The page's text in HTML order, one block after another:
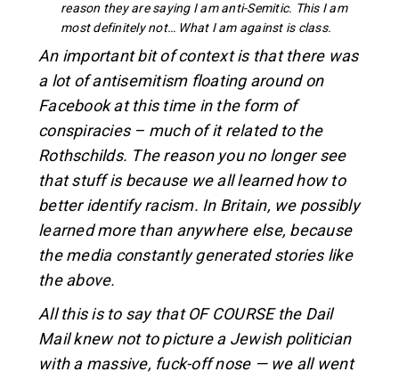
reason they are saying I am anti-Semitic. This I am
most definitely not… What I am against is class.
An important bit of context is that there was
a lot of antisemitism floating around on
Facebook at this time in the form of
conspiracies – much of it related to the
Rothschilds. The reason you no longer see
that stuff is because we all learned how to
better identify racism. In Britain, we possibly
learned more than anywhere else, because
the media constantly generated stories like
the above.
All this is to say that OF COURSE the Dail
Mail knew not to picture a Jewish politician
with a massive, fuck-off nose — we all went